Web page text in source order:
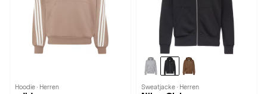
Hoodie · Herren Sweatjacke · Herren